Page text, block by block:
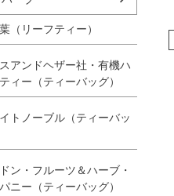
（リーフティー）
アンドヘザー社・有機ハ
ィー（ティーバッグ）
トノーブル（ティーバッ
ン・フルーツ＆ハーブ・
ニー（ティーバッグ）